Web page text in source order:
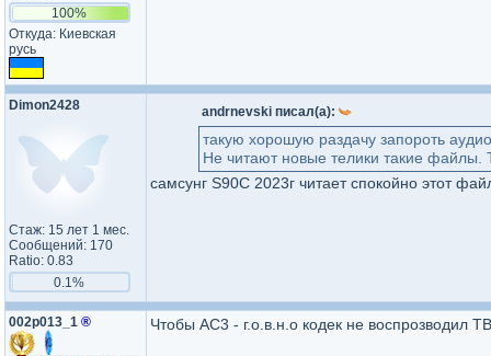
100%
Откуда: Киевская
русь
Dimon2428
Стаж: 15 лет 1 мес.
Сообщений: 170
Ratio: 0.83
0.1%
andrnevski писал(а):
такую хорошую раздачу запороть
Не читают новые телики такие файлы.
самсунг S90C 2023г читает спокойно этот
002p013_1 ® Чтобы AC3 - г.o.в.н.o кодек не воспрозводил